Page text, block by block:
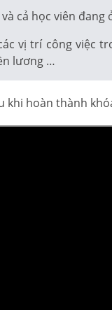
cả học viên đang
vị trí công việc
lương …
khi hoàn thành